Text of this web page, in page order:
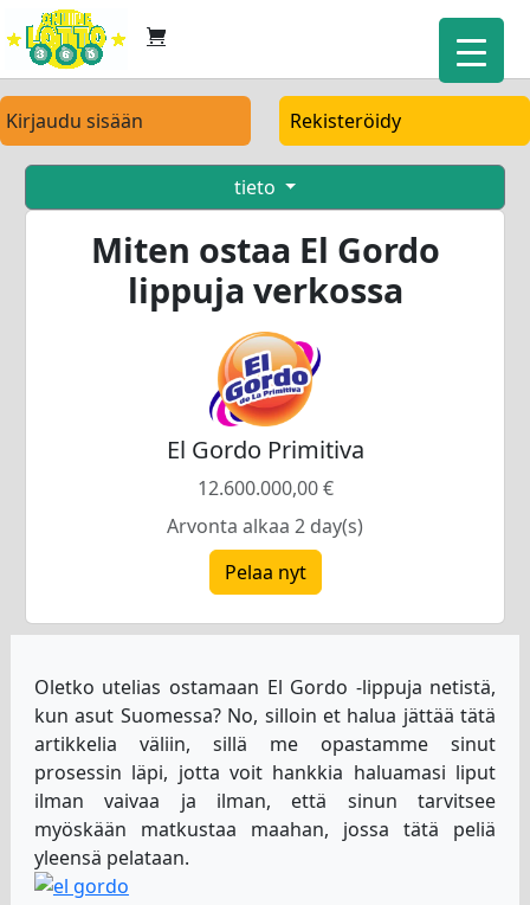
Kirjaudu sisään Rekisteröidy
tieto
Miten ostaa El Gordo
lippuja verkossa
El Gordo Primitiva
12.600.000,00 €
Arvonta alkaa 2 day(s)
Pelaa nyt
Oletko utelias ostamaan El Gordo -lippuja netistä,
kun asut Suomessa? No, silloin et halua jättää tätä
artikkelia väliin, sillä me opastamme sinut
prosessin läpi, jotta voit hankkia haluamasi liput
ilman vaivaa ja ilman, että sinun tarvitsee
myöskään matkustaa maahan, jossa tätä peliä
yleensä pelataan.